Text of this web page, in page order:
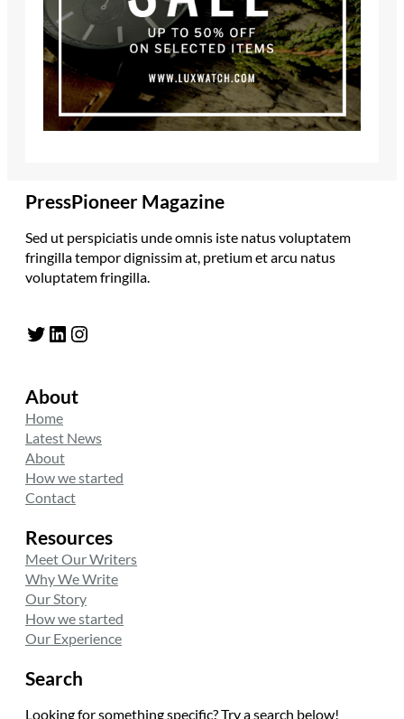
PressPioneer Magazine
Sed ut perspiciatis unde omnis iste natus voluptatem
fringilla tempor dignissim at, pretium et arcu natus
voluptatem fringilla.
Twitter LinkedIn Instagram
About
Home
Latest News
About
How we started
Contact
Resources
Meet Our Writers
Why We Write
Our Story
How we started
Our Experience
Search
Looking for something specific? Try a search below!